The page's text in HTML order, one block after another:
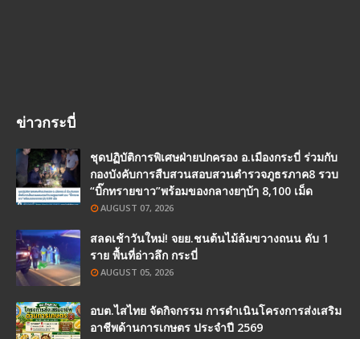
ข่าวกระบี่
ชุดปฏิบัติการพิเศษฝ่ายปกครอง อ.เมืองกระบี่ ร่วมกับ
กองบังคับการสืบสวนสอบสวนตำรวจภูธรภาค8 รวบ
“บิ๊กทรายขาว”พร้อมของกลางยๅบ้ๅ 8,100 เม็ด
AUGUST 07, 2026
สลดเช้าวันใหม่! จยย.ชนต้นไม้ล้มขวางถนน ดับ 1
ราย พื้นที่อ่าวลึก กระบี่
AUGUST 05, 2026
อบต.ไสไทย จัดกิจกรรม การดำเนินโครงการส่งเสริม
อาชีพด้านการเกษตร ประจำปี 2569